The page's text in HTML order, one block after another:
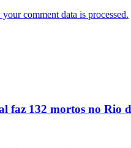
comment data is processed.
faz 132 mortos no Rio